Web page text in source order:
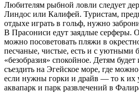
Любителям рыбной ловли следует
Линдос или Калифей. Туристам,
отдыхе играть в гольф, нужно
В Прасониси едут заядлые серферы.
можно посоветовать пляжи в
песчаные, чистые, есть и с уютными
«безобразия» спокойное. Детям будет
съездить на Эгейское море, где
если нужны горки и драйв — то к их
аквапарк и парк развлечений в